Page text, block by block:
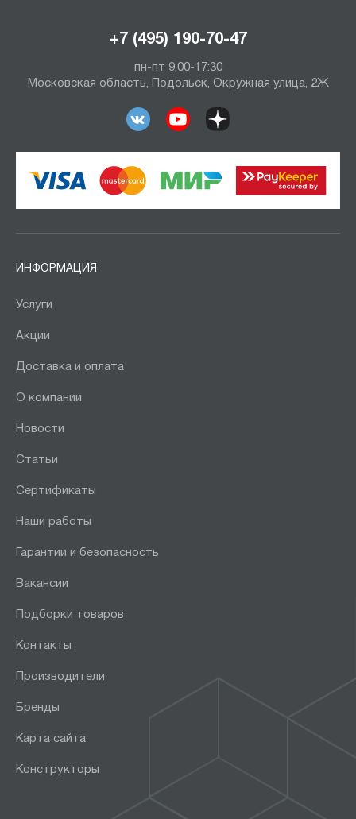
+7 (495) 190-70-47
пн-пт 9:00-17:30
Московская область, Подольск, Окружная улица, 2Ж
ИНФОРМАЦИЯ
Услуги
Акции
Доставка и оплата
О компании
Новости
Статьи
Сертификаты
Наши работы
Гарантии и безопасность
Вакансии
Подборки товаров
Контакты
Производители
Бренды
Карта сайта
Конструкторы